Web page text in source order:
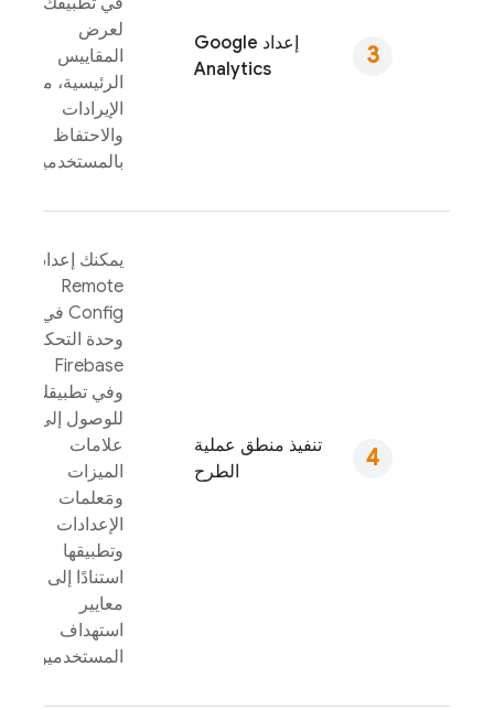
إعداد Google
Analytics
لعرض
المقاييس
الرئيسية، مثل
الإيرادات
والاحتفاظ
بالمستخدمين.
تنفيذ منطق عملية
الطرح
يمكنك إعداد
Remote
Config في
وحدة التحكم
Firebase
وفي تطبيقك
للوصول إلى
علامات
الميزات
ومَعلمات
الإعدادات
وتطبيقها
استنادًا إلى
معايير
استهداف
المستخدمين.